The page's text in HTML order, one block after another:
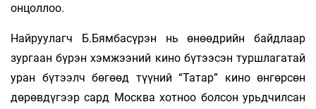
онцоллоо.
Найруулагч Б.Бямбасүрэн нь өнөөдрийн байдлаар
зургаан бүрэн хэмжээний кино бүтээсэн туршлагатай
уран бүтээлч бөгөөд түүний “Татар” кино өнгөрсөн
дөрөвдүгээр сард Москва хотноо болсон урьдчилсан